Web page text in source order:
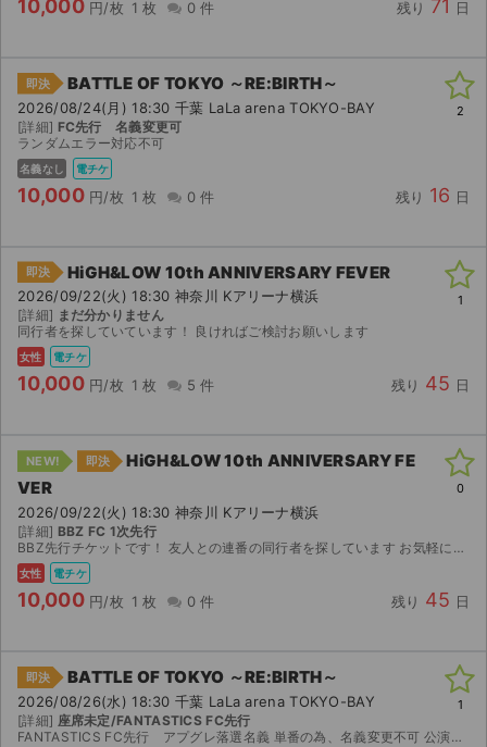
10,000 円/枚 1 枚 0 件 残り 71 日
即決 BATTLE OF TOKYO ～RE:BIRTH～
2026/08/24(月) 18:30 千葉 LaLa arena TOKYO-BAY
[詳細] FC先行 名義変更可
ランダムエラー対応不可
名義なし 電チケ
10,000 円/枚 1 枚 0 件 残り 16 日
2
即決 HiGH&LOW 10th ANNIVERSARY FEVER
2026/09/22(火) 18:30 神奈川 Kアリーナ横浜
[詳細] まだ分かりません
同行者を探していています！ 良ければご検討お願いします
女性 電チケ
10,000 円/枚 1 枚 5 件 残り 45 日
1
NEW! 即決
HiGH&LOW 10th ANNIVERSARY FE
VER
2026/09/22(火) 18:30 神奈川 Kアリーナ横浜
[詳細] BBZ FC 1次先行
BBZ先行チケットです！ 友人との連番の同行者を探しています お気軽にお声掛けください
女性 電チケ
10,000 円/枚 1 枚 0 件 残り 45 日
0
即決 BATTLE OF TOKYO ～RE:BIRTH～
2026/08/26(水) 18:30 千葉 LaLa arena TOKYO-BAY
[詳細] 座席未定/FANTASTICS FC先行
FANTASTICS FC先行 アプグレ落選名義 単番の為、名義変更不可 公演中止の場合のみ返金対応可。
1